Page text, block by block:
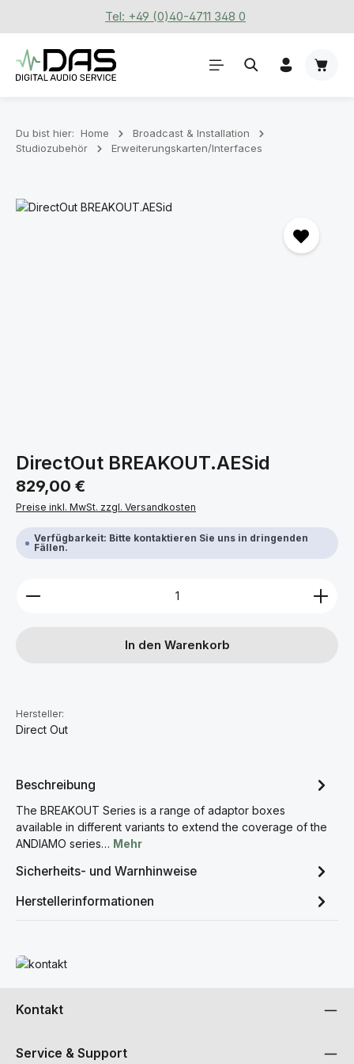
Zum Hauptinhalt springenTel: +49 (0)40-4711 348 0
Du bist hier: Home
Broadcast & Installation
Studiozubehör
Erweiterungskarten/Interfaces
Bildergalerie überspringen
DirectOut BREAKOUT.AESid
Regulärer Preis:
829,00 €
Preise inkl. MwSt. zzgl. Versandkosten
Verfügbarkeit: Bitte kontaktieren Sie uns in dringenden
Fällen.
Produkt Anzahl: Gib den gewünschten Wert ein
In den Warenkorb
Hersteller:
Direct Out
Beschreibung
The BREAKOUT Series is a range of adaptor boxes
available in different variants to extend the coverage of the
ANDIAMO series… Mehr
Sicherheits- und Warnhinweise
Herstellerinformationen
Mehr erfahren
Kontakt
Service & Support